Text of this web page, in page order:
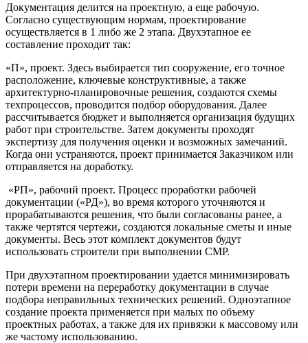
Документация делится на проектную, а еще рабочую.
Согласно существующим нормам, проектирование
осуществляется в 1 либо же 2 этапа. Двухэтапное ее
составление проходит так:
«П», проект. Здесь выбирается тип сооружение, его точное
расположение, ключевые конструктивные, а также
архитектурно-планировочные решения, создаются схемы
техпроцессов, проводится подбор оборудования. Далее
рассчитывается бюджет и выполняется организация будущих
работ при строительстве. Затем документы проходят
экспертизу для получения оценки и возможных замечаний.
Когда они устраняются, проект принимается Заказчиком или
отправляется на доработку.
«РП», рабочий проект. Процесс проработки рабочей
документации («РД»), во время которого уточняются и
прорабатываются решения, что были согласованы ранее, а
также чертятся чертежи, создаются локальные сметы и иные
документы. Весь этот комплект документов будут
использовать строители при выполнении СМР.
При двухэтапном проектировании удается минимизировать
потери времени на переработку документации в случае
подбора неправильных технических решений. Одноэтапное
создание проекта применяется при малых по объему
проектных работах, а также для их привязки к массовому или
же частому использованию.